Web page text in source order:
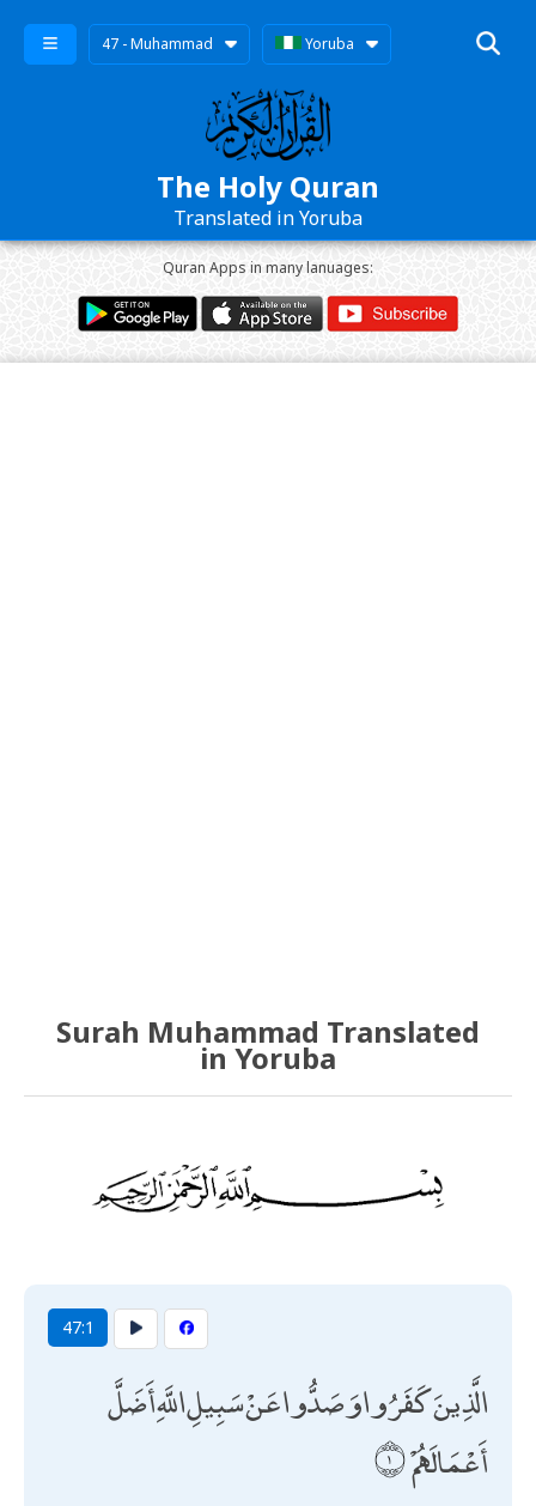
47 - Muhammad Yoruba
The Holy Quran
Translated in Yoruba
Quran Apps in many lanuages:
Surah Muhammad Translated
in Yoruba
47:1
الَّذِينَ كَفَرُوا وَصَدُّوا عَنْ سَبِيلِ اللَّهِ أَضَلَّ
أَعْمَالَهُمْ